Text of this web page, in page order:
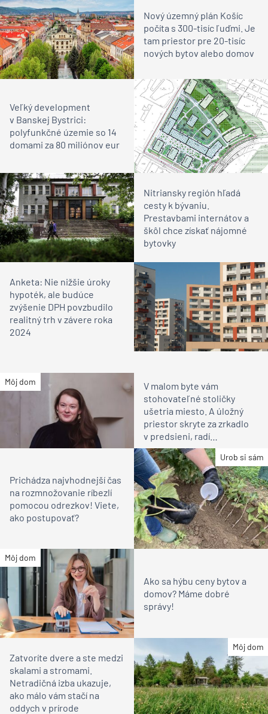
Nový územný plán Košíc
počíta s 300-tisíc ľuďmi. Je
tam priestor pre 20-tisíc
nových bytov alebo domov
Veľký development
v Banskej Bystrici:
polyfunkčné územie so 14
domami za 80 miliónov eur
Nitriansky región hľadá
cesty k bývaniu.
Prestavbami internátov a
škôl chce získať nájomné
bytovky
Anketa: Nie nižšie úroky
hypoték, ale budúce
zvýšenie DPH povzbudilo
realitný trh v závere roka
2024
Môj dom
V malom byte vám
stohovateľné stoličky
ušetria miesto. A úložný
priestor skryte za zrkadlo
v predsieni, radí
architektka
Urob si sám
Prichádza najvhodnejší čas
na rozmnožovanie ríbezlí
pomocou odrezkov! Viete,
ako postupovať?
Môj dom
Ako sa hýbu ceny bytov a
domov? Máme dobré
správy!
Môj dom
Zatvoríte dvere a ste medzi
skalami a stromami.
Netradičná izba ukazuje,
ako málo vám stačí na
oddych v prírode